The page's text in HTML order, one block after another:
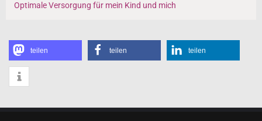
Optimale Versorgung für mein Kind und mich
teilen teilen teilen